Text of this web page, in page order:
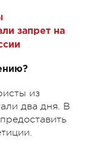
запрет на
из
два дня. В